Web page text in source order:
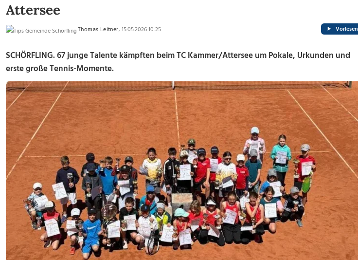
Attersee
Thomas Leitner, 15.05.2026 10:25 Vorlesen
SCHÖRFLING. 67 junge Talente kämpften beim TC Kammer/Attersee um Pokale, Urkunden und
erste große Tennis-Momente.